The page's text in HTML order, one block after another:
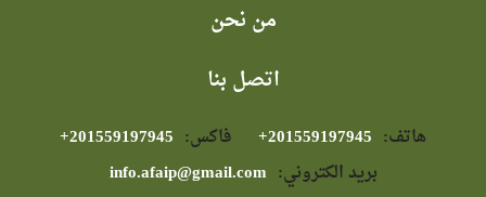
من نحن
اتصل بنا
هاتف: فاكس:
بريد الكتروني: info.afaip@gmail.com